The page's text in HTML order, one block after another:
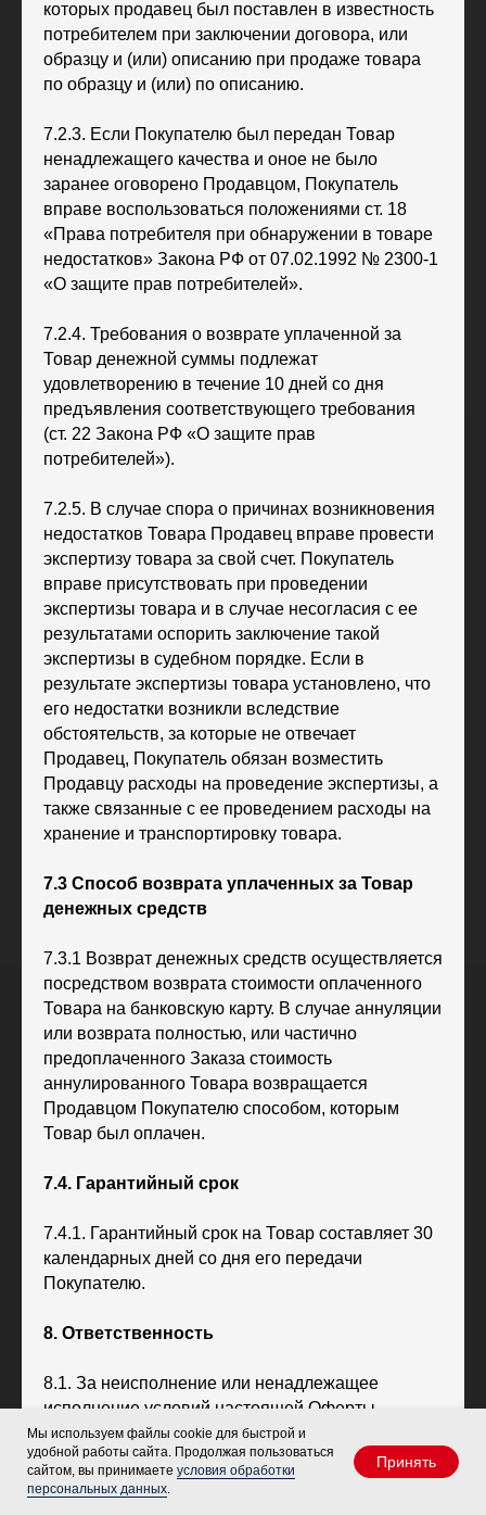
Мы используем файлы cookie для быстрой и
удобной работы сайта. Продолжая пользоваться
сайтом, вы принимаете условия обработки
персональных данных.
Принять
которых продавец был поставлен в известность
потребителем при заключении договора, или
образцу и (или) описанию при продаже товара
по образцу и (или) по описанию.
7.2.3. Если Покупателю был передан Товар
ненадлежащего качества и оное не было
заранее оговорено Продавцом, Покупатель
вправе воспользоваться положениями ст. 18
«Права потребителя при обнаружении в товаре
недостатков» Закона РФ от 07.02.1992 № 2300-1
«О защите прав потребителей».
7.2.4. Требования о возврате уплаченной за
Товар денежной суммы подлежат
удовлетворению в течение 10 дней со дня
предъявления соответствующего требования
(ст. 22 Закона РФ «О защите прав
потребителей»).
7.2.5. В случае спора о причинах возникновения
недостатков Товара Продавец вправе провести
экспертизу товара за свой счет. Покупатель
вправе присутствовать при проведении
экспертизы товара и в случае несогласия с ее
результатами оспорить заключение такой
экспертизы в судебном порядке. Если в
результате экспертизы товара установлено, что
его недостатки возникли вследствие
обстоятельств, за которые не отвечает
Продавец, Покупатель обязан возместить
Продавцу расходы на проведение экспертизы, а
также связанные с ее проведением расходы на
хранение и транспортировку товара.
7.3 Способ возврата уплаченных за Товар
денежных средств
7.3.1 Возврат денежных средств осуществляется
посредством возврата стоимости оплаченного
Товара на банковскую карту. В случае аннуляции
или возврата полностью, или частично
предоплаченного Заказа стоимость
аннулированного Товара возвращается
Продавцом Покупателю способом, которым
Товар был оплачен.
7.4. Гарантийный срок
7.4.1. Гарантийный срок на Товар составляет 30
календарных дней со дня его передачи
Покупателю.
8. Ответственность
8.1. За неисполнение или ненадлежащее
исполнение условий настоящей Оферты
Стороны несут ответственность в соответствии с
действующим законодательством Российской
Федерации.